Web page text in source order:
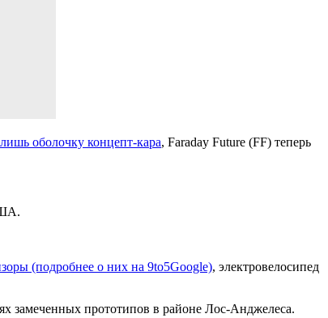
оболочку концепт-кара, Faraday Future (FF) теперь
(подробнее о них на 9to5Google), электровелосипед
замеченных прототипов в районе Лос-Анджелеса.